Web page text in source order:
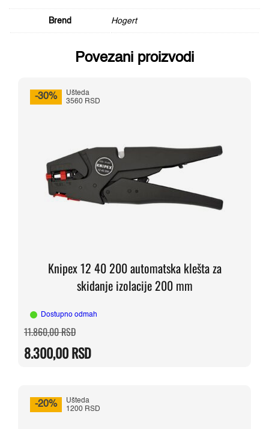
Brend Hogert
Povezani proizvodi
-30%
Ušteda
3560 RSD
Knipex 12 40 200 automatska klešta za
skidanje izolacije 200 mm
Dostupno odmah
11.860,00RSDOriginalna
cena
bila:
11.860,00 RSD.
8.300,00RSD
Trenutna
cena
8.300,00 RSD.
-20%
Ušteda
1200 RSD